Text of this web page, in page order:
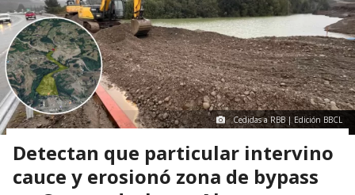
Cedidas a RBB | Edición BBCL
Detectan que particular intervino
cauce y erosionó zona de bypass